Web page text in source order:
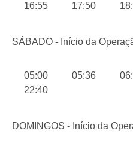
16:55
17:50
SÁBADO - Início da
05:00 05:36
22:40
DOMINGOS - Início da